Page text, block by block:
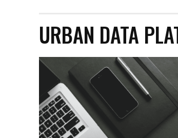
URBAN DATA